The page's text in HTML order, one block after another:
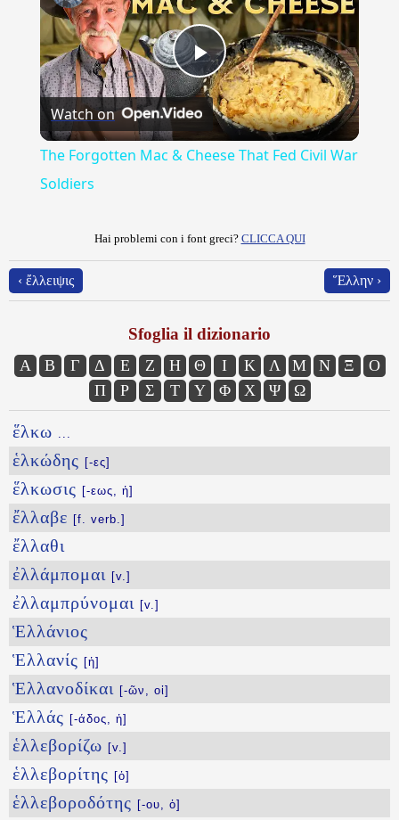
Play
Video
Watch on
The Forgotten Mac & Cheese That Fed Civil War
Soldiers
Hai problemi con i font greci? CLICCA QUI
‹ ἔλλειψις Ἕλλην ›
Sfoglia il dizionario
Α Β Γ Δ Ε Ζ Η Θ Ι Κ Λ Μ Ν Ξ
Ο
Π
Ρ Σ Τ Υ Φ Χ Ψ Ω
ἕλκω ...
ἑλκώδης [-ες]
ἕλκωσις [-εως, ἡ]
ἔλλαβε [f. verb.]
ἔλλαθι
ἐλλάμπομαι
[v.]
ἐλλαμπρύνομαι [v.]
Ἑλλάνιος
Ἑλλανίς [ἡ]
Ἑλλανοδίκαι [-ῶν, οἱ]
Ἑλλάς [-άδος, ἡ]
ἑλλεβορίζω [v.]
ἑλλεβορίτης [ὁ]
ἑλλεβοροδότης [-ου, ὁ]